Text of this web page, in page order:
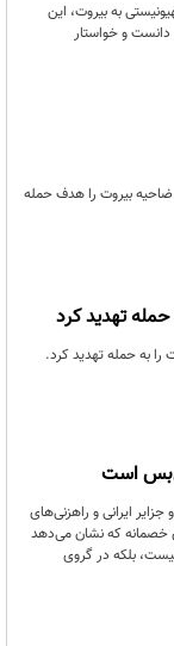
به بیروت، این
دانست و خواستار
ضاحیه بیروت را هدف حمله
تهدید کرد
به حمله تهدید کرد.
است
ایرانی و راهزنی‌های
خصمانه که نشان می‌دهد
بلکه در گروی